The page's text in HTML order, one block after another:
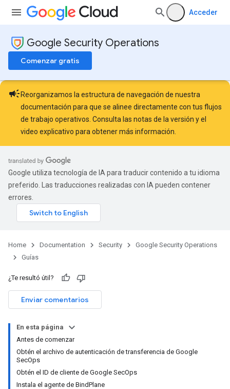
Acceder
Google Security Operations
Comenzar gratis
campaign Reorganizamos la estructura de navegación de nuestra
documentación para que se alinee directamente con tus flujos
de trabajo operativos. Consulta las notas de la versión y el
video explicativo para obtener más información.
Google utiliza tecnología de IA para traducir contenido a tu idioma
preferido. Las traducciones realizadas con IA pueden contener
errores.
Home Documentation Security
Google Security Operations
Guías
¿Te resultó útil?
Enviar comentarios
En esta página
Antes de comenzar
Obtén el archivo de autenticación de transferencia de Google
SecOps
Obtén el ID de cliente de Google SecOps
Instala el agente de BindPlane